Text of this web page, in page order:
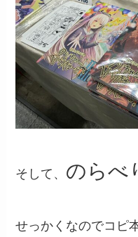
そして、 のらべ
せっかくなのでコピ